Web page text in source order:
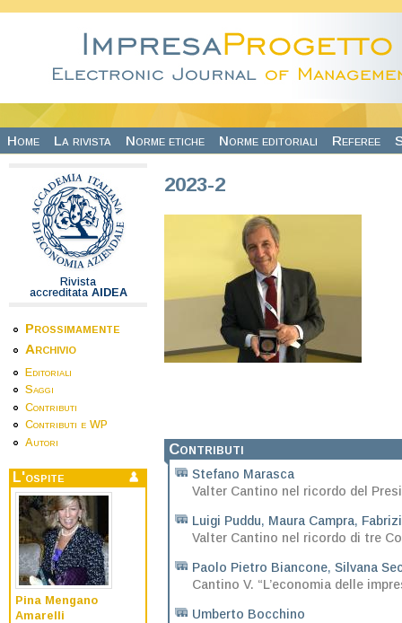
Home La rivista Norme etiche Norme editoriali Referee
Rivista
accreditata AIDEA
Prossimamente
Archivio
Editoriali
Saggi
Contributi
Contributi e WP
Autori
L'ospite
Pina Mengano
Amarelli
2023-2
Contributi
Stefano Marasca
Valter Cantino nel ricordo del
Luigi Puddu, Maura Campra,
Valter Cantino nel ricordo di tre
Paolo Pietro Biancone, Silvana
Cantino V. “L’economia delle
Umberto Bocchino